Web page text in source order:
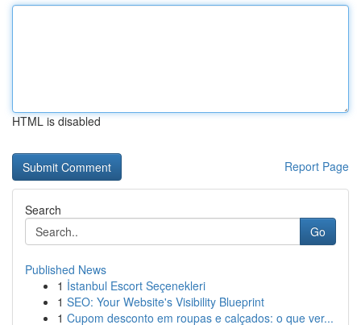
HTML is disabled
Report Page
Search
Go
Published News
1 İstanbul Escort Seçenekleri
1 SEO: Your Website's Visibility Blueprint
1 Cupom desconto em roupas e calçados: o que ver...